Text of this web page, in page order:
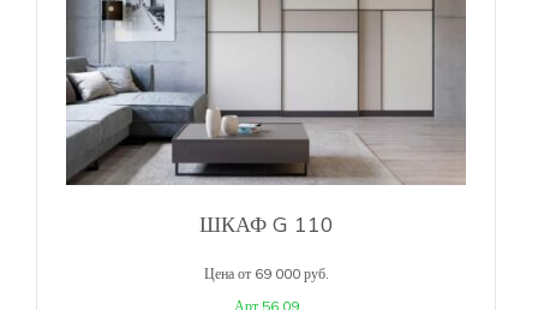
ШКАФ G 110
Цена от 69 000 руб.
Арт 56.09